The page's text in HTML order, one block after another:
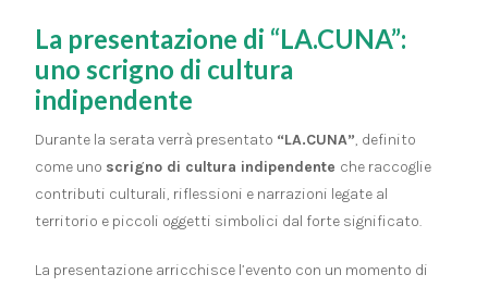
La presentazione di “LA.CUNA”:
uno scrigno di cultura
indipendente
Durante la serata verrà presentato “LA.CUNA”, definito
come uno scrigno di cultura indipendente che raccoglie
contributi culturali, riflessioni e narrazioni legate al
territorio e piccoli oggetti simbolici dal forte significato.
La presentazione arricchisce l’evento con un momento di